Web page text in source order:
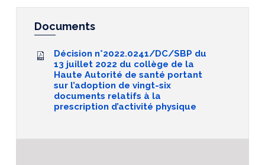
Documents
Décision n°2022.0241/DC/SBP du
13 juillet 2022 du collège de la
Haute Autorité de santé portant
sur l’adoption de vingt-six
documents relatifs à la
prescription d’activité physique